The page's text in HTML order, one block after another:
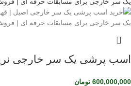
اسب پرشی یک سر خارجی
600,000,000 تومان